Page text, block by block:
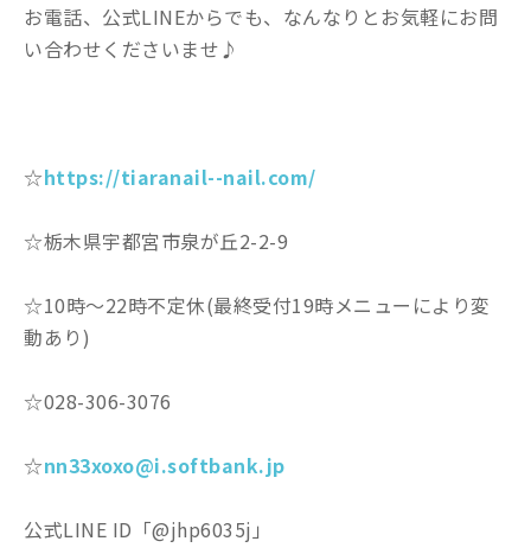
お電話、公式LINEからでも、なんなりとお気軽にお問
い合わせくださいませ♪
☆https://tiaranail--nail.com/
☆栃木県宇都宮市泉が丘2-2-9
☆10時〜22時不定休(最終受付19時メニューにより変
動あり)
☆028-306-3076
☆nn33xoxo@i.softbank.jp
公式LINE ID「@jhp6035j」